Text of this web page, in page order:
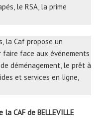
le RSA, la prime
la Caf propose un
faire face aux événements
déménagement, le prêt à
et services en ligne,
CAF de BELLEVILLE